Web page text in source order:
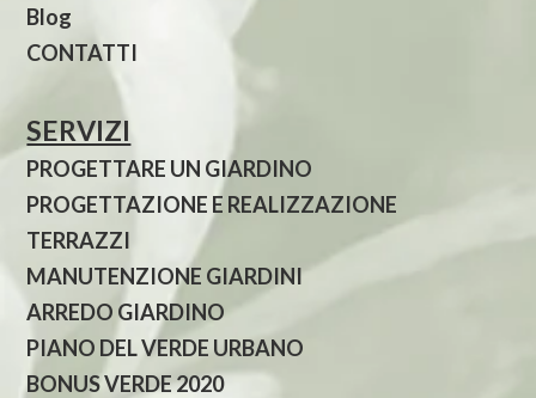
Blog
CONTATTI
SERVIZI
PROGETTARE UN GIARDINO
PROGETTAZIONE E REALIZZAZIONE
TERRAZZI
MANUTENZIONE GIARDINI
ARREDO GIARDINO
PIANO DEL VERDE URBANO
BONUS VERDE 2020